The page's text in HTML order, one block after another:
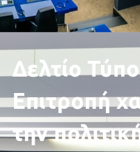
Δελτίο
Επιτροπή
την